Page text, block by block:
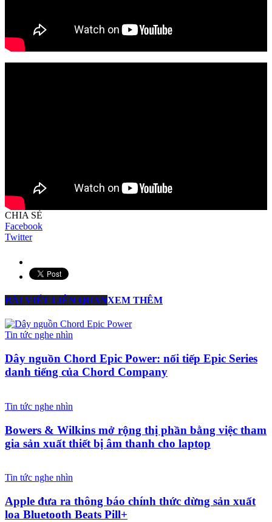
CHIA SẺ
Facebook
Twitter
BÀI VIẾT LIÊN QUANXEM THÊM
Tin tức nghe nhìn
Dây nguồn Chord Epic Power: nối tiếp Epic Series
danh tiếng của Chord Company
Tin tức nghe nhìn
Bowers & Wilkins mở rộng thị phần bằng việc tham
gia sản xuất thiết bị âm thanh cho laptop
Tin tức nghe nhìn
Apple đưa ra thông báo chính thức dừng sản xuất
loa Bluetooth Beats Pill+